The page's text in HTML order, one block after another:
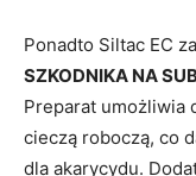
Ponadto Siltac EC
SZKODNIKA NA
Preparat umożliwia
cieczą roboczą, co
dla akarycydu.